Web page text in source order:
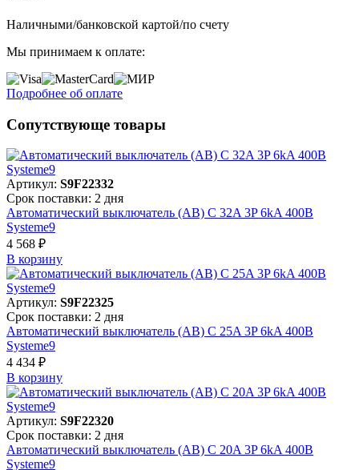
Наличными/банковской картой/по счету
Мы принимаем к оплате:
Подробнее об оплате
Сопутствующе товары
Артикул: S9F22332
Срок поставки: 2 дня
Автоматический выключатель (АВ) C 32A 3P 6kA 400В
Systeme9
4 568 ₽
В корзинy
Артикул: S9F22325
Срок поставки: 2 дня
Автоматический выключатель (АВ) C 25A 3P 6kA 400В
Systeme9
4 434 ₽
В корзинy
Артикул: S9F22320
Срок поставки: 2 дня
Автоматический выключатель (АВ) C 20A 3P 6kA 400В
Systeme9